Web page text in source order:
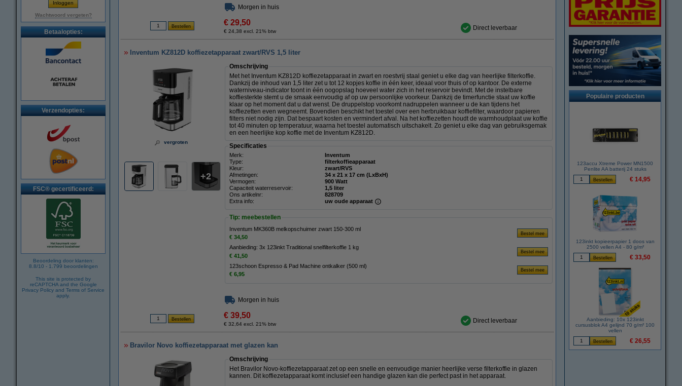
Wachtwoord vergeten?
Betaalopties:
Verzendopties:
FSC® gecertificeerd:
Beoordeling door klanten:
8.8/10 - 1.799 beoordelingen
This site is protected by
reCAPTCHA and the Google
Privacy Policy and Terms of Service
apply.
Morgen in huis
€ 29,50
€ 24,38 excl. 21% btw Direct leverbaar
Inventum KZ812D koffiezetapparaat zwart/RVS 1,5 liter
vergroten
2
Omschrijving
Met het Inventum KZ812D koffiezetapparaat in zwart en roestvrij staal geniet u elke dag van heerlijke filterkoffie.
Dankzij de inhoud van 1,5 liter zet u tot 12 kopjes koffie in één keer, ideaal voor thuis of op kantoor. De externe
waterniveau-indicator toont in één oogopslag hoeveel water zich in het reservoir bevindt. Met de instelbare
koffiesterkte stemt u de smaak eenvoudig af op uw persoonlijke voorkeur. Dankzij de timerfunctie staat uw koffie
klaar op het moment dat u dat wenst. De druppelstop voorkomt nadruppelen wanneer u de kan tijdens het
koffiezetten even wegneemt. Bovendien beschikt het toestel over een herbruikbaar koffiefilter, waardoor papieren
filters niet nodig zijn. Dat bespaart kosten en vermindert afval. Na het koffiezetten houdt de warmhoudplaat uw koffie
tot 40 minuten op temperatuur, waarna het toestel automatisch uitschakelt. Zo geniet u elke dag van gebruiksgemak
en een heerlijke kop koffie met de Inventum KZ812D.
Specificaties
Merk:
Inventum
Type:
filterkoffieapparaat
Kleur:
zwart/RVS
Afmetingen:
34 x 21 x 17 cm (LxBxH)
Vermogen:
900 Watt
Capaciteit waterreservoir:
1,5 liter
Ons artikelnr:
828709
Extra info:
uw oude apparaat
Tip: meebestellen
Inventum MK360B melkopschuimer zwart 150-300 ml
€ 34,50
Aanbieding: 3x 123inkt Traditional snelfilterkoffie 1 kg
€ 41,50
123schoon Espresso & Pad Machine ontkalker (500 ml)
€ 6,95
Morgen in huis
€ 39,50
€ 32,64 excl. 21% btw Direct leverbaar
Bravilor Novo koffiezetapparaat met glazen kan
Omschrijving
Het Bravilor Novo-koffiezetapparaat zet op een snelle en eenvoudige manier heerlijke verse filterkoffie in glazen
kannen. Dit koffiezetapparaat komt inclusief een handige glazen kan die perfect past in het apparaat.
Populaire producten
123accu Xtreme Power MN1500
Penlite AA batterij 24 stuks
€ 14,95
123inkt kopieerpapier 1 doos van
2500 vellen A4 - 80 g/m²
€ 33,50
Aanbieding: 10x 123inkt
cursusblok A4 gelijnd 70 g/m² 100
vellen
€ 26,55